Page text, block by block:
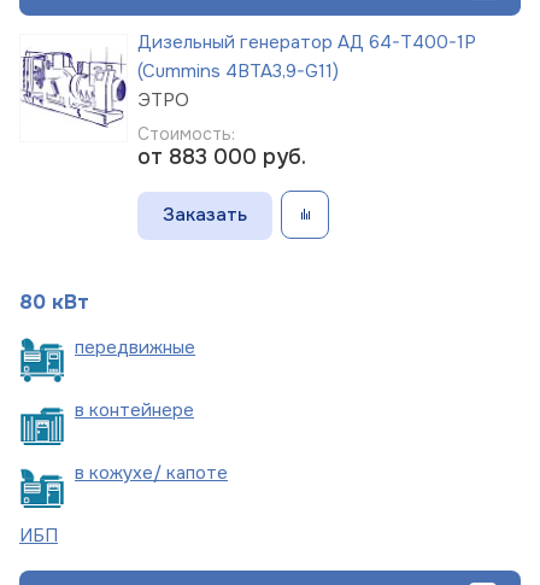
Дизельный генератор АД 64-Т400-1Р
(Cummins 4BTA3,9-G11)
ЭТРО
Стоимость:
от 883 000 руб.
Заказать
80 кВт
передвижные
в контейнере
в кожухе/ капоте
ИБП